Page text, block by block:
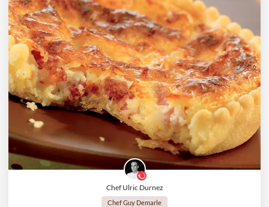
Chef Ulric Durnez
Chef Guy Demarle